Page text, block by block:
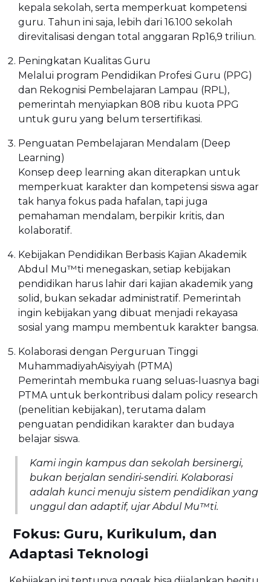
kepala sekolah, serta memperkuat kompetensi
guru. Tahun ini saja, lebih dari 16.100 sekolah
direvitalisasi dengan total anggaran Rp16,9 triliun.
Peningkatan Kualitas Guru
Melalui program Pendidikan Profesi Guru (PPG)
dan Rekognisi Pembelajaran Lampau (RPL),
pemerintah menyiapkan 808 ribu kuota PPG
untuk guru yang belum tersertifikasi.
Penguatan Pembelajaran Mendalam (Deep
Learning)
Konsep deep learning akan diterapkan untuk
memperkuat karakter dan kompetensi siswa agar
tak hanya fokus pada hafalan, tapi juga
pemahaman mendalam, berpikir kritis, dan
kolaboratif.
Kebijakan Pendidikan Berbasis Kajian Akademik
Abdul Mu™ti menegaskan, setiap kebijakan
pendidikan harus lahir dari kajian akademik yang
solid, bukan sekadar administratif. Pemerintah
ingin kebijakan yang dibuat menjadi rekayasa
sosial yang mampu membentuk karakter bangsa.
Kolaborasi dengan Perguruan Tinggi
MuhammadiyahAisyiyah (PTMA)
Pemerintah membuka ruang seluas-luasnya bagi
PTMA untuk berkontribusi dalam policy research
(penelitian kebijakan), terutama dalam
penguatan pendidikan karakter dan budaya
belajar siswa.
Kami ingin kampus dan sekolah bersinergi,
bukan berjalan sendiri-sendiri. Kolaborasi
adalah kunci menuju sistem pendidikan yang
unggul dan adaptif, ujar Abdul Mu™ti.
 Fokus: Guru, Kurikulum, dan
Adaptasi Teknologi